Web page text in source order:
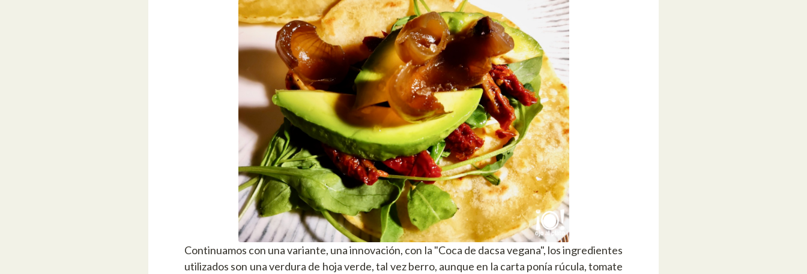
Continuamos con una variante, una innovación, con la "Coca de dacsa vegana", los ingredientes
utilizados son una verdura de hoja verde, tal vez berro, aunque en la carta ponía rúcula, tomate